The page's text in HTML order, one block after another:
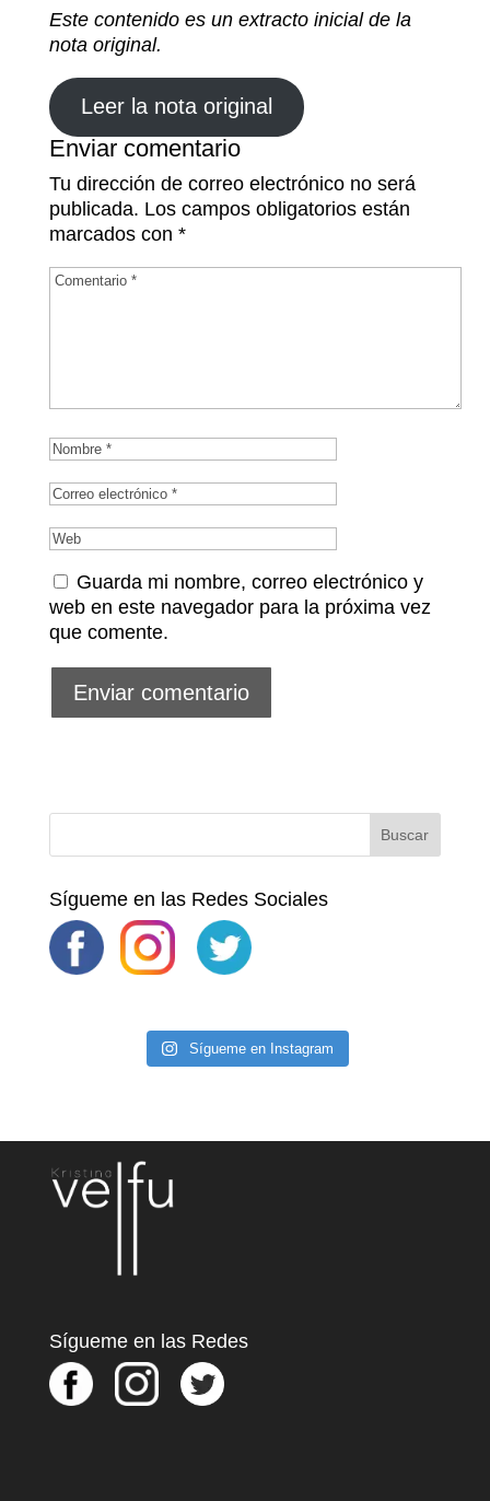
Este contenido es un extracto inicial de la
nota original.
Leer la nota original
Enviar comentario
Tu dirección de correo electrónico no será
publicada. Los campos obligatorios están
marcados con *
Guarda mi nombre, correo electrónico y
web en este navegador para la próxima vez
que comente.
Sígueme en las Redes Sociales
Sígueme en Instagram
Sígueme en las Redes